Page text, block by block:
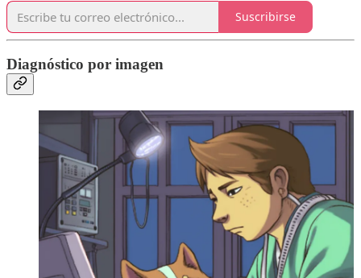
Suscribirse
Diagnóstico por imagen